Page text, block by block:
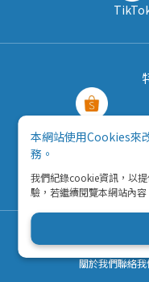
露天拍
Copyright ©
營利事
關於我們聯絡我
本網站使用Cookies來
務。
我們紀錄cookie資訊，以
驗，若繼續閱覽本網站內